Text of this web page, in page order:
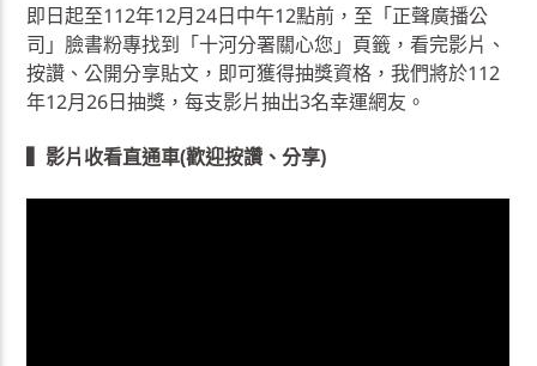
即日起至112年12月24日中午12點前，至「正聲廣播公
司」臉書粉專找到「十河分署關心您」頁籤，看完影片、
按讚、公開分享貼文，即可獲得抽獎資格，我們將於112
年12月26日抽獎，每支影片抽出3名幸運網友。
▍影片收看直通車(歡迎按讚、分享)